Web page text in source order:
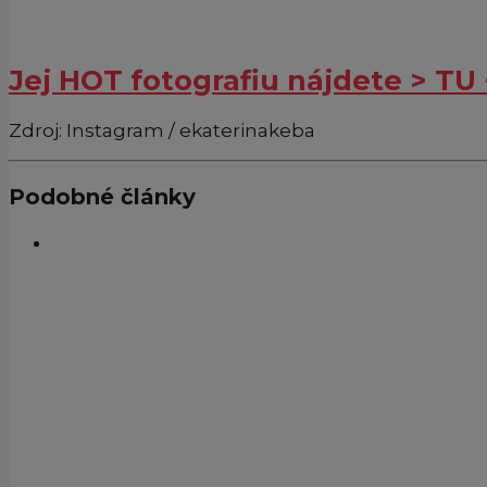
Jej HOT fotografiu nájdete > TU
Zdroj: Instagram / ekaterinakeba
Podobné články